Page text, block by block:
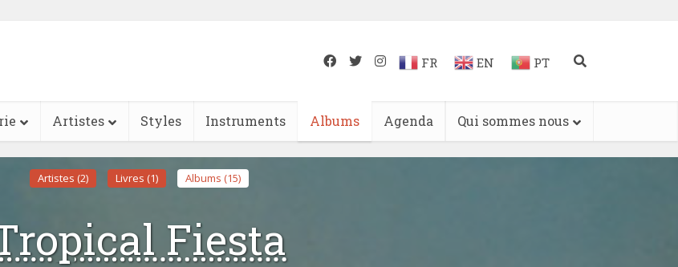
FR EN PT
Artistes Styles Instruments Albums Agenda Qui sommes nous
Artistes (2) Livres (1) Albums (15)
Fiesta